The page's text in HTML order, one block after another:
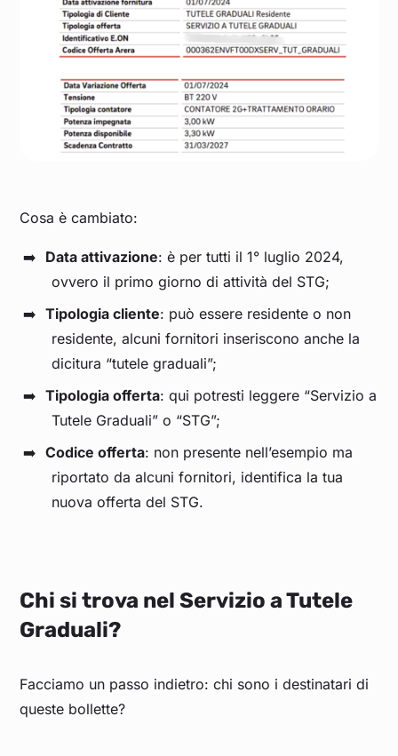
Cosa è cambiato:
Data attivazione: è per tutti il 1° luglio 2024,
ovvero il primo giorno di attività del STG;
Tipologia cliente: può essere residente o non
residente, alcuni fornitori inseriscono anche la
dicitura “tutele graduali”;
Tipologia offerta: qui potresti leggere “Servizio a
Tutele Graduali” o “STG”;
Codice offerta: non presente nell’esempio ma
riportato da alcuni fornitori, identifica la tua
nuova offerta del STG.
Chi si trova nel Servizio a Tutele
Graduali?
Facciamo un passo indietro: chi sono i destinatari di
queste bollette?